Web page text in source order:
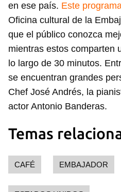
en ese país. Este
Oficina cultural de la
que el público conozca
mientras estos comparten
lo largo de 30 minutos.
se encuentran grandes
Chef José Andrés, la
actor Antonio Banderas.
Temas
CAFÉ EMBAJADOR